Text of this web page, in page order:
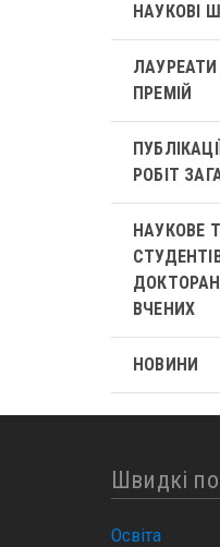
НАУКОВІ
ПРЕМІЙ
РОБІТ
НАУКОВЕ
ВЧЕНИХ
НОВИНИ
Швидкі
Освіта